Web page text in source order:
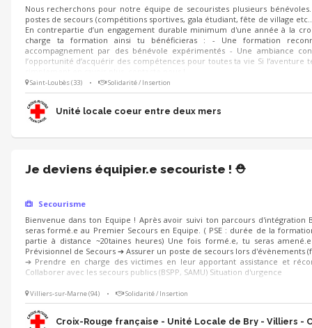
Nous recherchons pour notre équipe de secouristes plusieurs
postes de secours (compétitions sportives, gala étudiant, fête de village
En contrepartie d’un engagement durable minimum d'une année à la
charge ta formation ainsi tu bénéficieras : - Une formation
accompagnement par des bénévole expérimentés - Une ambiance
l’opportunité d’acquérir des compétences pour toutes ta vie Si l’aventure
Saint-Loubès (33) • Solidarité / Insertion
Unité locale coeur entre deux mers
Je deviens équipier.e secouriste ! ⛑️
Secourisme
Bienvenue dans ton Equipe ! Après avoir suivi ton parcours d'intégration
seras formé.e au Premier Secours en Equipe. ( PSE : durée de la
partie à distance ~20taines heures) Une fois formé.e, tu seras
Prévisionnel de Secours ➔ Assurer un poste de secours lors d'évènements
➔ Prendre en charge des victimes en leur apportant assistance et
Collaborer avec les secours publics (BSPP, SAMU) Situation d'urgence
Villiers-sur-Marne (94) • Solidarité / Insertion
Croix-Rouge française - Unité Locale de Bry - Villiers -